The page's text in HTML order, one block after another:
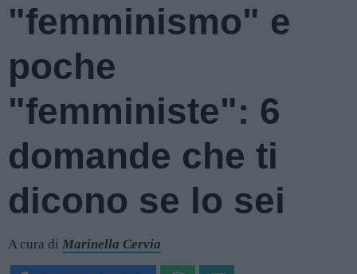
"femminismo" e
poche
"femministe": 6
domande che ti
dicono se lo sei
A cura di Marinella Cervia